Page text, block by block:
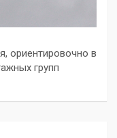
ориентировочно в
групп